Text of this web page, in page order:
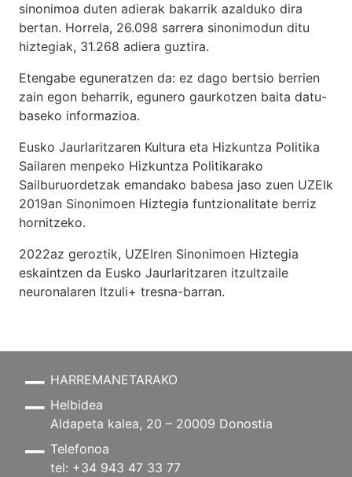
sinonimoa duten adierak bakarrik azalduko dira
bertan. Horrela, 26.098 sarrera sinonimodun ditu
hiztegiak, 31.268 adiera guztira.
Etengabe eguneratzen da: ez dago bertsio berrien
zain egon beharrik, egunero gaurkotzen baita datu-
baseko informazioa.
Eusko Jaurlaritzaren Kultura eta Hizkuntza Politika
Sailaren menpeko Hizkuntza Politikarako
Sailburuordetzak emandako babesa jaso zuen UZEIk
2019an Sinonimoen Hiztegia funtzionalitate berriz
hornitzeko.
2022az geroztik, UZEIren Sinonimoen Hiztegia
eskaintzen da Eusko Jaurlaritzaren itzultzaile
neuronalaren Itzuli+ tresna-barran.
HARREMANETARAKO
Helbidea
Aldapeta kalea, 20 – 20009 Donostia
Telefonoa
tel: +34 943 47 33 77